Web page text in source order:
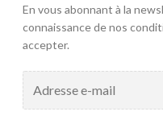
En vous abonnant à la
connaissance de nos
accepter.
mail